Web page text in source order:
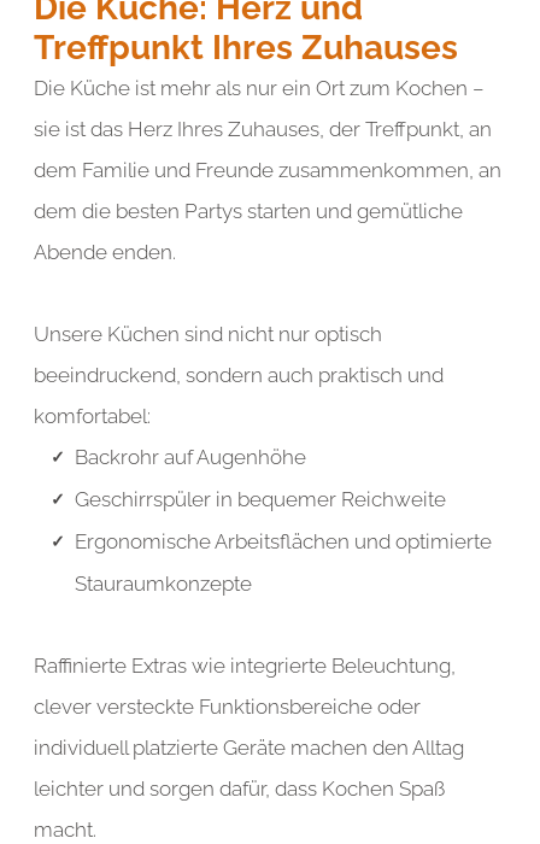
Treffpunkt Ihres Zuhauses
Die Küche ist mehr als nur ein Ort zum Kochen –
sie ist das Herz Ihres Zuhauses, der Treffpunkt, an
dem Familie und Freunde zusammenkommen, an
dem die besten Partys starten und gemütliche
Abende enden.
Unsere Küchen sind nicht nur optisch
beeindruckend, sondern auch praktisch und
komfortabel:
Backrohr auf Augenhöhe
Geschirrspüler in bequemer Reichweite
Ergonomische Arbeitsflächen und optimierte
Stauraumkonzepte
Raffinierte Extras wie integrierte Beleuchtung,
clever versteckte Funktionsbereiche oder
individuell platzierte Geräte machen den Alltag
leichter und sorgen dafür, dass Kochen Spaß
macht.
element you want
Add a link